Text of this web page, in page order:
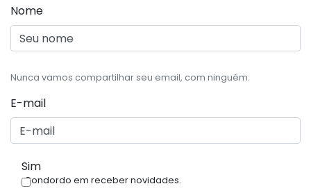
Nome
Nunca vamos compartilhar seu email, com ninguém.
E-mail
Sim
Condordo em receber novidades.